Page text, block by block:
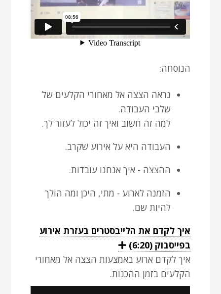
הנוסחה:
נראה הצצה אל מאחורי הקלעים של
שלבי העבודה.
למה זה חשוב ואיך זה יכול לעזור לך.
העבודה היא על אירוע שקרב.
ההצצה - איך אנחנו עובדות.
הזמנה לארוע - מתי, היכן ומה הולך
להיות שם.
איך לקדם את הלייבסטרים בעזרת אירוע
בפייסבוק (6:20)
יש
להקליק
אינטר
לצפייה
E
x
p
a
n
d
איך לקדם ארוע באמצעות הצצה אל מאחורי
הקלעים בזמן ההכנות.